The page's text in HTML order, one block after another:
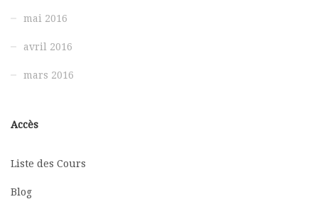
mai 2016
avril 2016
mars 2016
Accès
Liste des Cours
Blog